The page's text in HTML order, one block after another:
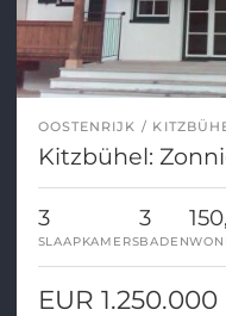
OOSTENRIJK
Kitzbühel:
3
SLAAPKAMERS
3
BADEN
EUR 1.250.000